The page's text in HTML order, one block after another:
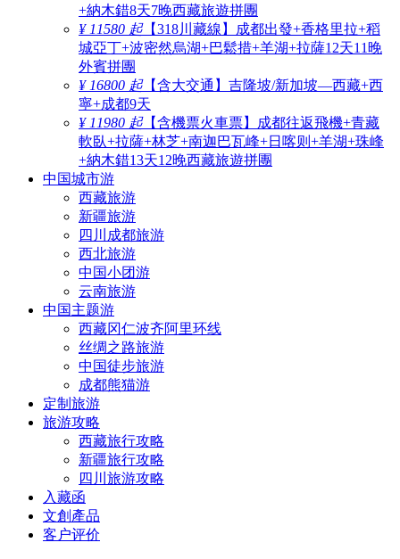
+納木錯8天7晚西藏旅遊拼團
¥ 11580 起【318川藏線】成都出發+香格里拉+稻
城亞丁+波密然烏湖+巴鬆措+羊湖+拉薩12天11晚
外賓拼團
¥ 16800 起【含大交通】吉隆坡/新加坡—西藏+西
寧+成都9天
¥ 11980 起【含機票火車票】成都往返飛機+青藏
軟臥+拉薩+林芝+南迦巴瓦峰+日喀则+羊湖+珠峰
+納木錯13天12晚西藏旅遊拼團
中国城市游
西藏旅游
新疆旅游
四川成都旅游
西北旅游
中国小团游
云南旅游
中国主题游
西藏冈仁波齐阿里环线
丝绸之路旅游
中国徒步旅游
成都熊猫游
定制旅游
旅游攻略
西藏旅行攻略
新疆旅行攻略
四川旅游攻略
入藏函
文創產品
客户评价